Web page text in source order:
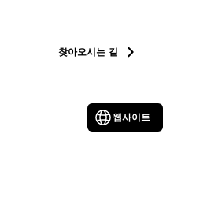
찾아오시는 길
웹사이트